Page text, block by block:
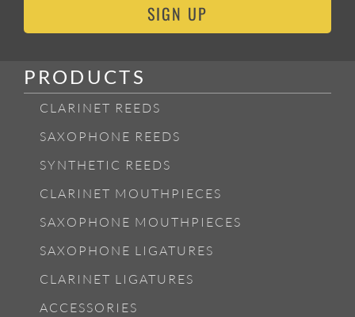
SIGN UP
PRODUCTS
CLARINET REEDS
SAXOPHONE REEDS
SYNTHETIC REEDS
CLARINET MOUTHPIECES
SAXOPHONE MOUTHPIECES
SAXOPHONE LIGATURES
CLARINET LIGATURES
ACCESSORIES